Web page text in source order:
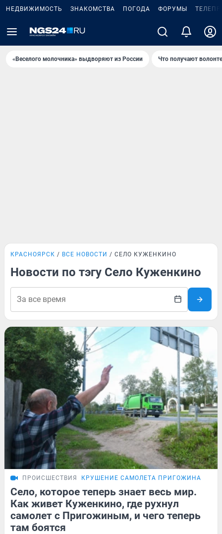
НЕДВИЖИМОСТЬ ЗНАКОМСТВА ПОГОДА ФОРУМЫ
«Веселого молочника» выдворяют из России Что получают
КРАСНОЯРСК ВСЕ НОВОСТИ СЕЛО КУЖЕНКИНО
Новости по тэгу Село Куженкино
ПРОИСШЕСТВИЯ КРУШЕНИЕ САМОЛЕТА ПРИГОЖИНА
Село, которое теперь знает весь мир.
Как живет Куженкино, где рухнул
самолет с Пригожиным, и чего теперь
там боятся